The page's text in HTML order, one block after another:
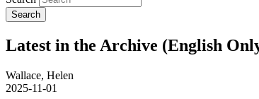
Latest in the Archive (English
Wallace, Helen
2025-11-01